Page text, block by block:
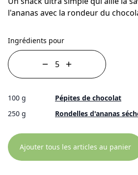
l'ananas avec la rondeur du
Ingrédients pour
100 g
Pépites de chocolat
250 g
Rondelles d'ananas
Ajouter tous les articles au panier